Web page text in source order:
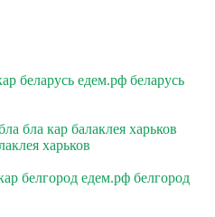
беларусь едем.рф беларусь
бла кар балаклея харьков
харьков
белгород едем.рф белгород